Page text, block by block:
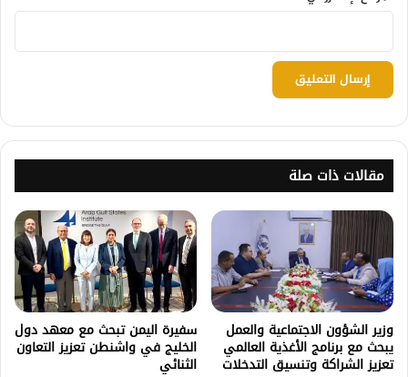
مقالات ذات صلة
وزير الشؤون الاجتماعية والعمل
يبحث مع برنامج الأغذية العالمي
تعزيز الشراكة وتنسيق التدخلات
سفيرة اليمن تبحث مع معهد دول
الخليج في واشنطن تعزيز التعاون
الثنائي